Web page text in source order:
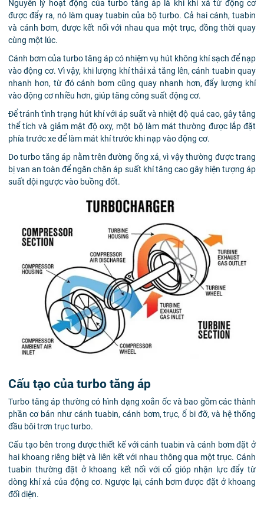
Nguyên lý hoạt động của turbo tăng áp là khi khí xả từ động cơ
được đẩy ra, nó làm quay tuabin của bộ turbo. Cả hai cánh, tuabin
và cánh bơm, được kết nối với nhau qua một trục, đồng thời quay
cùng một lúc.
Cánh bơm của turbo tăng áp có nhiệm vụ hút không khí sạch để nạp
vào động cơ. Vì vậy, khi lượng khí thải xả tăng lên, cánh tuabin quay
nhanh hơn, từ đó cánh bơm cũng quay nhanh hơn, đẩy lượng khí
vào động cơ nhiều hơn, giúp tăng công suất động cơ.
Để tránh tình trạng hút khí với áp suất và nhiệt độ quá cao, gây tăng
thể tích và giảm mật độ oxy, một bộ làm mát thường được lắp đặt
phía trước xe để làm mát khí trước khi nạp vào động cơ.
Do turbo tăng áp nằm trên đường ống xả, vì vậy thường được trang
bị van an toàn để ngăn chặn áp suất khí tăng cao gây hiện tượng áp
suất dội ngược vào buồng đốt.
Cấu tạo của turbo tăng áp
Turbo tăng áp thường có hình dạng xoắn ốc và bao gồm các thành
phần cơ bản như cánh tuabin, cánh bơm, trục, ổ bi đỡ, và hệ thống
đầu bôi trơn trục turbo.
Cấu tạo bên trong được thiết kế với cánh tuabin và cánh bơm đặt ở
hai khoang riêng biệt và liên kết với nhau thông qua một trục. Cánh
tuabin thường đặt ở khoang kết nối với cổ gióp nhận lực đẩy từ
dòng khí xả của động cơ. Ngược lại, cánh bơm được đặt ở khoang
đối diện.